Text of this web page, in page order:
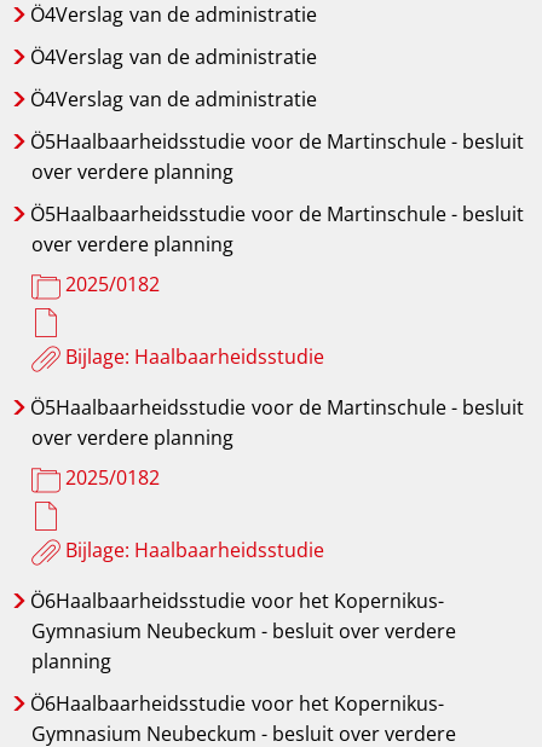
Ö4Verslag van de administratie
Ö4Verslag van de administratie
Ö4Verslag van de administratie
Ö5Haalbaarheidsstudie voor de Martinschule - besluit
over verdere planning
Ö5Haalbaarheidsstudie voor de Martinschule - besluit
over verdere planning
2025/0182
Bijlage: Haalbaarheidsstudie
Ö5Haalbaarheidsstudie voor de Martinschule - besluit
over verdere planning
2025/0182
Bijlage: Haalbaarheidsstudie
Ö6Haalbaarheidsstudie voor het Kopernikus-
Gymnasium Neubeckum - besluit over verdere
planning
Ö6Haalbaarheidsstudie voor het Kopernikus-
Gymnasium Neubeckum - besluit over verdere